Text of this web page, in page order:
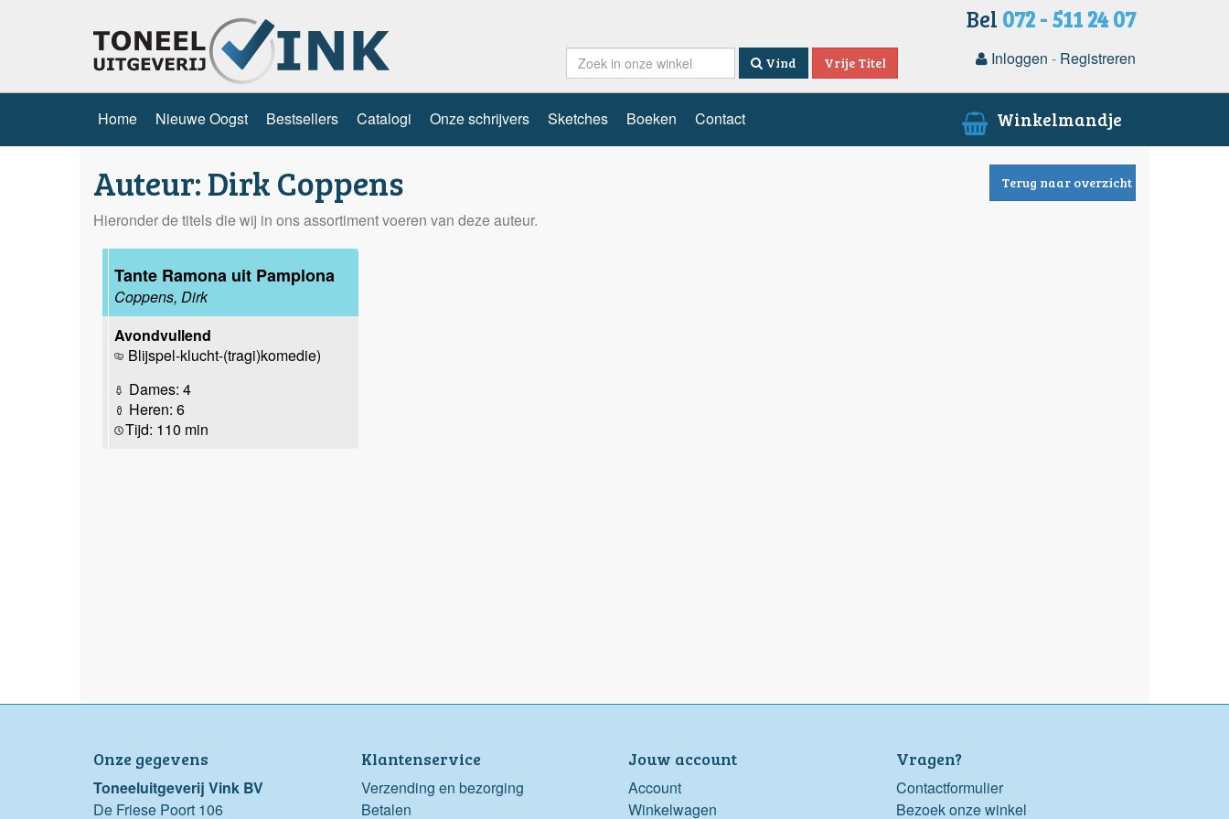
Bel 072 - 511 24 07
Vind Vrije Titel Inloggen - Registreren
Home Nieuwe Oogst Bestsellers Catalogi Onze schrijvers Sketches Boeken Contact Winkelmandje
Auteur: Dirk Coppens Terug naar overzicht
Hieronder de titels die wij in ons assortiment voeren van deze auteur.
Tante Ramona uit Pamplona
Coppens, Dirk
Avondvullend
Blijspel-klucht-(tragi)komedie)
Dames: 4
Heren: 6
Tijd: 110 min
Onze gegevens
Toneeluitgeverij Vink BV
De Friese Poort 106
Klantenservice
Verzending en bezorging
Betalen
Jouw account
Account
Winkelwagen
Vragen?
Contactformulier
Bezoek onze winkel